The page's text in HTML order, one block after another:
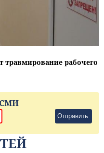
травмирование рабочего
Отправить